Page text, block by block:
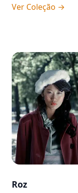
Ver Coleção →
Roz